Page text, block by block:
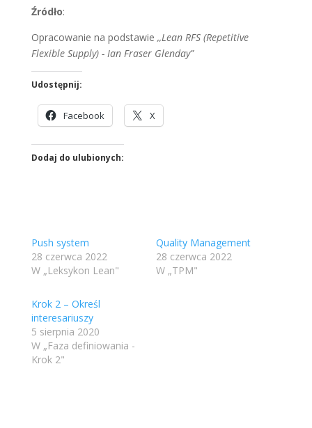
Źródło:
Opracowanie na podstawie ,,Lean RFS (Repetitive
Flexible Supply) - Ian Fraser Glenday”
Udostępnij:
Facebook X
Dodaj do ulubionych:
Push system
28 czerwca 2022
W „Leksykon Lean"
Quality Management
28 czerwca 2022
W „TPM"
Krok 2 – Określ
interesariuszy
5 sierpnia 2020
W „Faza definiowania -
Krok 2"